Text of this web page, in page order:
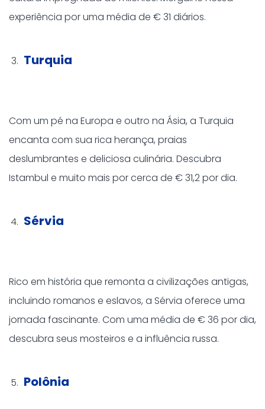
experiência por uma média de € 31 diários.
Turquia
Com um pé na Europa e outro na Ásia, a Turquia
encanta com sua rica herança, praias
deslumbrantes e deliciosa culinária. Descubra
Istambul e muito mais por cerca de € 31,2 por dia.
Sérvia
Rico em história que remonta a civilizações antigas,
incluindo romanos e eslavos, a Sérvia oferece uma
jornada fascinante. Com uma média de € 36 por dia,
descubra seus mosteiros e a influência russa.
Polônia